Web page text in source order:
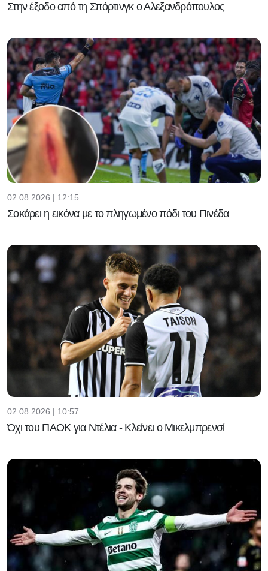
Στην έξοδο από τη Σπόρτινγκ ο Αλεξανδρόπουλος
02.08.2026 | 12:15
Σοκάρει η εικόνα με το πληγωμένο πόδι του Πινέδα
02.08.2026 | 10:57
Όχι του ΠΑΟΚ για Ντέλια - Κλείνει ο Μικελμπρενσί